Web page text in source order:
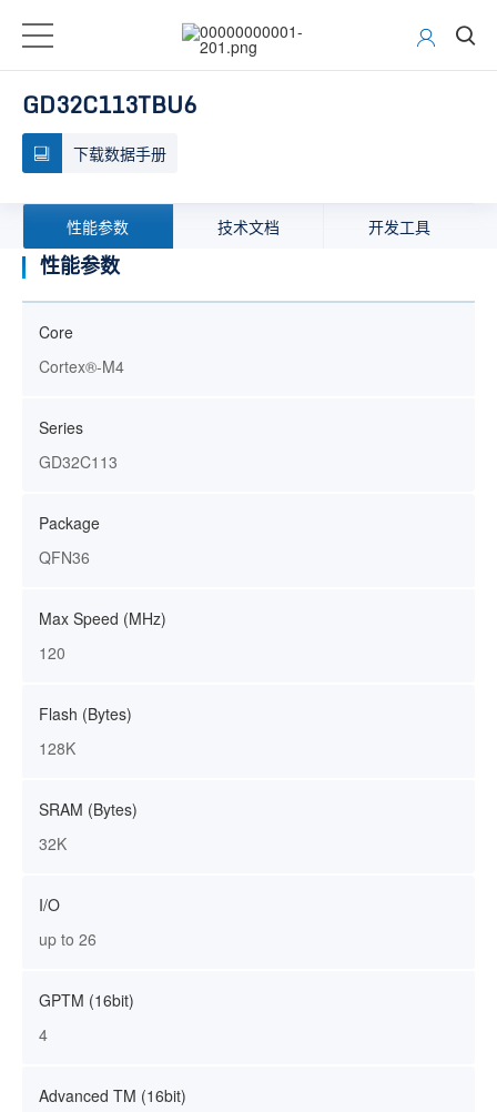
GD32C113TBU6
下载数据手册
性能参数 技术文档 开发工具
性能参数
Core
Cortex®-M4
Series
GD32C113
Package
QFN36
Max Speed (MHz)
120
Flash (Bytes)
128K
SRAM (Bytes)
32K
I/O
up to 26
GPTM (16bit)
4
Advanced TM (16bit)